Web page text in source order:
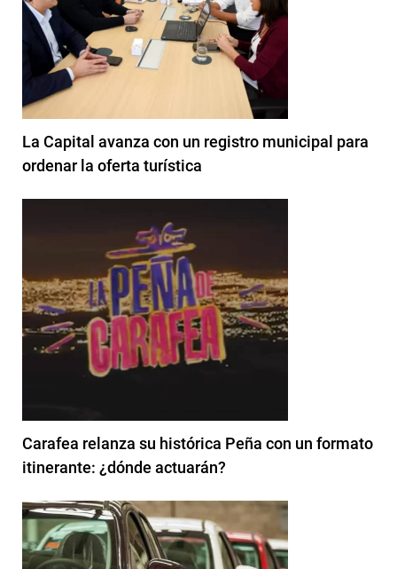
La Capital avanza con un registro municipal para
ordenar la oferta turística
Carafea relanza su histórica Peña con un formato
itinerante: ¿dónde actuarán?